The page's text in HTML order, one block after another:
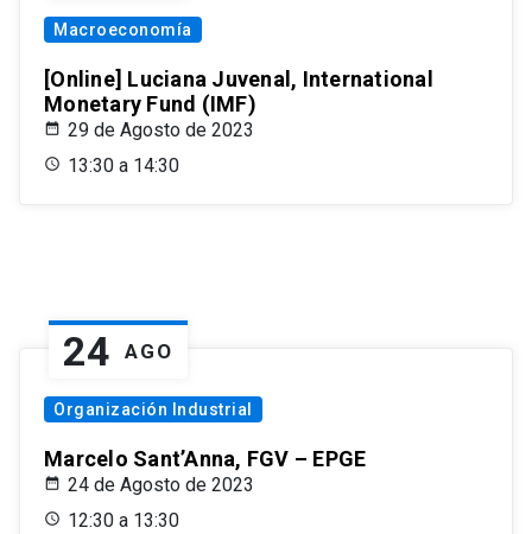
Macroeconomía
[Online] Luciana Juvenal, International
Monetary Fund (IMF)
29 de Agosto de 2023
13:30 a 14:30
24 AGO
Organización Industrial
Marcelo Sant’Anna, FGV – EPGE
24 de Agosto de 2023
12:30 a 13:30